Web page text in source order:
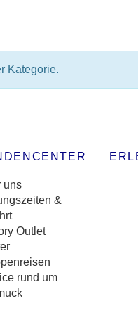
Kategorie.
uns
&
Outlet
rund um